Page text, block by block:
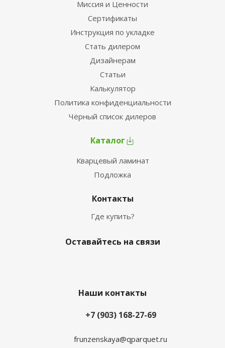
Миссия и Ценности
Сертификаты
Инструкция по укладке
Стать дилером
Дизайнерам
Статьи
Калькулятор
Политика конфиденциальности
Чёрный список дилеров
Каталог
Кварцевый ламинат
Подложка
Контакты
Где купить?
Оставайтесь на связи
Наши контакты
+7 (903) 168-27-69
frunzenskaya@qparquet.ru